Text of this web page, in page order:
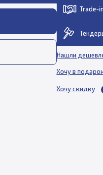
Trade-in
Нашли
Хочу в
Хочу скидку